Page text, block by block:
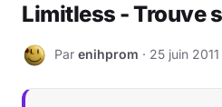
Limitless - Trouve
E Par enihprom · 25 juin